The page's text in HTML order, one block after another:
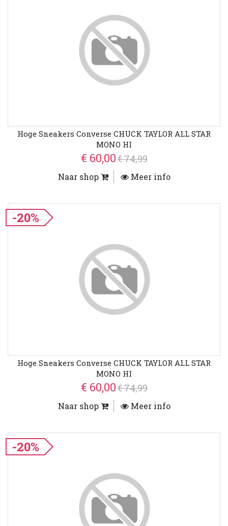
Hoge Sneakers Converse CHUCK TAYLOR ALL STAR
MONO HI
€ 60,00€ 74,99
Naar shop Meer info
-20%
Hoge Sneakers Converse CHUCK TAYLOR ALL STAR
MONO HI
€ 60,00€ 74,99
Naar shop Meer info
-20%